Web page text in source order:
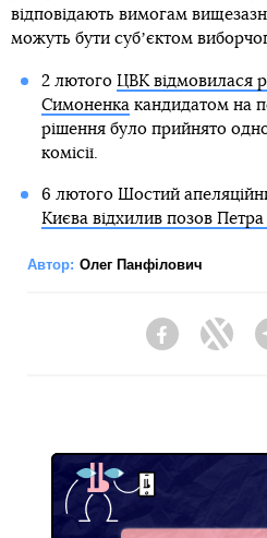
відповідають вимогам
можуть бути субʼєктом
2 лютого ЦВК відмовилася
Симоненкакандидатом на
рішення було прийнято
комісії.
6 лютого Шостий
Києва відхилив позов
Автор: Олег Панфілович
Facebook